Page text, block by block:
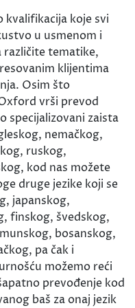
kvalifikacija koje svi
u usmenom i
različite tematike,
klijentima
Osim što
vrši prevod
specijalizovani zaista
nemačkog,
ruskog,
kod nas možete
druge jezike koji se
japanskog,
finskog, švedskog,
bosanskog,
pa čak i
možemo reći
prevođenje kod
baš za onaj jezik